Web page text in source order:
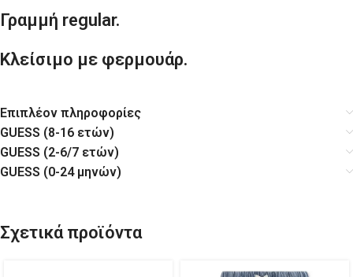
Γραμμή regular.
Κλείσιμο με φερμουάρ.
Επιπλέον πληροφορίες
GUESS (8-16 ετών)
GUESS (2-6/7 ετών)
GUESS (0-24 μηνών)
Σχετικά προϊόντα